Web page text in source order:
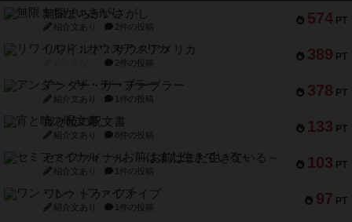
574 PT
無限まちがいさがし
紹介文あり 2件の投稿
389 PT
リワイルド：サウスアメリカ
2件の投稿
378 PT
アンダー・ザ・テーブラー
紹介文あり 1件の投稿
133 PT
宵と暁の呪文書
紹介文あり 8件の投稿
103 PT
セミファイナル ～お前はまだ生きている～
紹介文あり 1件の投稿
97 PT
ワン・トゥ・ファイブ
紹介文あり 1件の投稿